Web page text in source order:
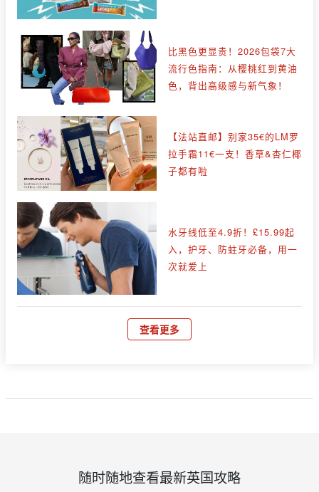
比黑色更显贵！2026包袋7大
流行色指南：从樱桃红到黄油
色，背出高级感与新气象！
【法站直邮】别家35€的LM罗
拉手霜11€一支！香草&杏仁椰
子都有啦
水牙线低至4.9折！£15.99起
入，护牙、防蛀牙必备，用一
次就爱上
查看更多
随时随地查看最新英国攻略